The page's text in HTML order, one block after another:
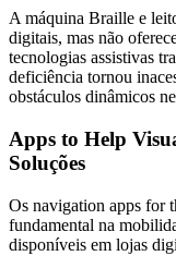
A máquina Braille e
digitais, mas não
tecnologias assistivas
deficiência tornou
obstáculos dinâmicos
Apps to Help
Soluções
Os navigation apps for
fundamental na
disponíveis em lojas